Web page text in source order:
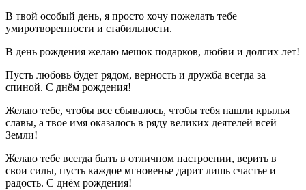
В твой особый день, я просто хочу пожелать тебе
умиротворенности и стабильности.
В день рождения желаю мешок подарков, любви и долгих лет!
Пусть любовь будет рядом, верность и дружба всегда за
спиной. С днём рождения!
Желаю тебе, чтобы все сбывалось, чтобы тебя нашли крылья
славы, а твое имя оказалось в ряду великих деятелей всей
Земли!
Желаю тебе всегда быть в отличном настроении, верить в
свои силы, пусть каждое мгновенье дарит лишь счастье и
радость. С днём рождения!